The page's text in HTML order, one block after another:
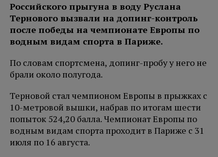
Российского прыгуна в воду Руслана
Тернового вызвали на допинг-контроль
после победы на чемпионате Европы по
водным видам спорта в Париже.
По словам спортсмена, допинг-пробу у него не
брали около полугода.
Терновой стал чемпионом Европы в прыжках с
10-метровой вышки, набрав по итогам шести
попыток 524,20 балла. Чемпионат Европы по
водным видам спорта проходит в Париже с 31
июля по 16 августа.